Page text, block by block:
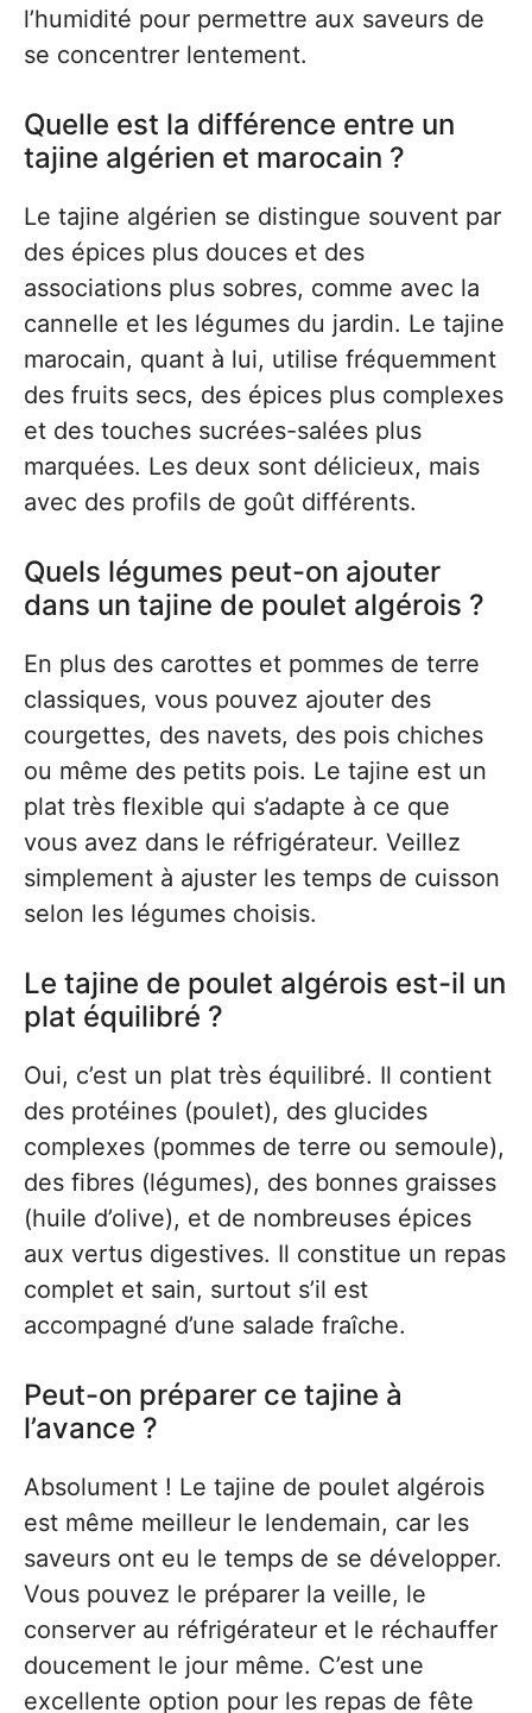
l’humidité pour permettre aux saveurs de
se concentrer lentement.
Quelle est la différence entre un
tajine algérien et marocain ?
Le tajine algérien se distingue souvent par
des épices plus douces et des
associations plus sobres, comme avec la
cannelle et les légumes du jardin. Le tajine
marocain, quant à lui, utilise fréquemment
des fruits secs, des épices plus complexes
et des touches sucrées-salées plus
marquées. Les deux sont délicieux, mais
avec des profils de goût différents.
Quels légumes peut-on ajouter
dans un tajine de poulet algérois ?
En plus des carottes et pommes de terre
classiques, vous pouvez ajouter des
courgettes, des navets, des pois chiches
ou même des petits pois. Le tajine est un
plat très flexible qui s’adapte à ce que
vous avez dans le réfrigérateur. Veillez
simplement à ajuster les temps de cuisson
selon les légumes choisis.
Le tajine de poulet algérois est-il un
plat équilibré ?
Oui, c’est un plat très équilibré. Il contient
des protéines (poulet), des glucides
complexes (pommes de terre ou semoule),
des fibres (légumes), des bonnes graisses
(huile d’olive), et de nombreuses épices
aux vertus digestives. Il constitue un repas
complet et sain, surtout s’il est
accompagné d’une salade fraîche.
Peut-on préparer ce tajine à
l’avance ?
Absolument ! Le tajine de poulet algérois
est même meilleur le lendemain, car les
saveurs ont eu le temps de se développer.
Vous pouvez le préparer la veille, le
conserver au réfrigérateur et le réchauffer
doucement le jour même. C’est une
excellente option pour les repas de fête